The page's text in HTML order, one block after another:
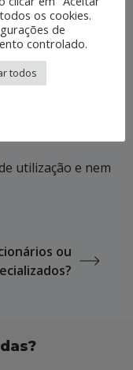
das 9hs às
das 9hs às 19hs.
utilização e nem
ou
os cookies.
de
controlado.
todos